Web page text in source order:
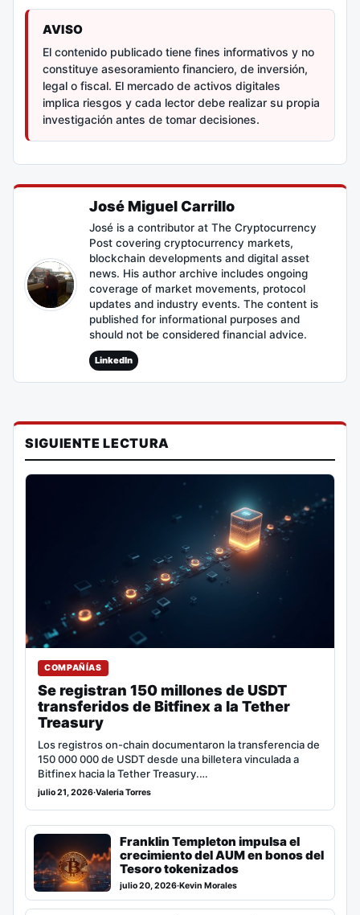
AVISO
El contenido publicado tiene fines informativos y no
constituye asesoramiento financiero, de inversión,
legal o fiscal. El mercado de activos digitales
implica riesgos y cada lector debe realizar su propia
investigación antes de tomar decisiones.
José Miguel Carrillo
José is a contributor at The Cryptocurrency
Post covering cryptocurrency markets,
blockchain developments and digital asset
news. His author archive includes ongoing
coverage of market movements, protocol
updates and industry events. The content is
published for informational purposes and
should not be considered financial advice.
LinkedIn
SIGUIENTE LECTURA
COMPAÑÍAS
Se registran 150 millones de USDT
transferidos de Bitfinex a la Tether
Treasury
Los registros on-chain documentaron la transferencia de
150 000 000 de USDT desde una billetera vinculada a
Bitfinex hacia la Tether Treasury.…
julio 21, 2026·Valeria Torres
Franklin Templeton impulsa el
crecimiento del AUM en bonos del
Tesoro tokenizados
julio 20, 2026·Kevin Morales